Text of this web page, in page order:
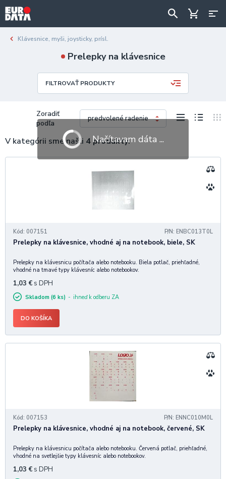
Klávesnice, myši, joysticky, prísl.
Prelepky na klávesnice
FILTROVAŤ PRODUKTY
Zoradiť
podľa
V kategórii sme našli 4 produkty:
Kód: 007151 P/N: ENBC013T0L
Prelepky na klávesnice, vhodné aj na notebook, biele, SK
Prelepky na klávesnicu počítača alebo notebooku. Biela potlač, priehľadné,
vhodné na tmavé typy klávesníc alebo notebookov.
1,03 € s DPH
Skladom (6 ks) ihneď k odberu ZA
DO KOŠÍKA
Kód: 007153 P/N: ENNC010M0L
Prelepky na klávesnice, vhodné aj na notebook, červené, SK
Prelepky na klávesnicu počítača alebo notebooku. Červená potlač, priehľadné,
vhodné na svetlejšie typy klávesníc alebo notebookov.
1,03 € s DPH
Načítavam dáta ...